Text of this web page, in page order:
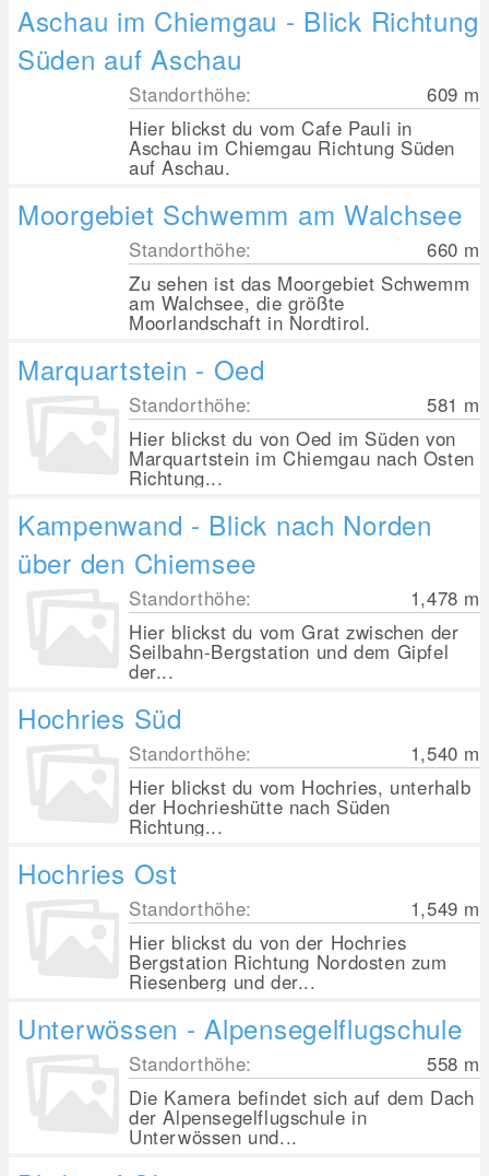
Aschau im Chiemgau - Blick Richtung
Süden auf Aschau
Standorthöhe: 609 m
Hier blickst du vom Cafe Pauli in
Aschau im Chiemgau Richtung Süden
auf Aschau.
Moorgebiet Schwemm am Walchsee
Standorthöhe: 660 m
Zu sehen ist das Moorgebiet Schwemm
am Walchsee, die größte
Moorlandschaft in Nordtirol.
Marquartstein - Oed
Standorthöhe: 581 m
Hier blickst du von Oed im Süden von
Marquartstein im Chiemgau nach Osten
Richtung...
Kampenwand - Blick nach Norden
über den Chiemsee
Standorthöhe: 1,478 m
Hier blickst du vom Grat zwischen der
Seilbahn-Bergstation und dem Gipfel
der...
Hochries Süd
Standorthöhe: 1,540 m
Hier blickst du vom Hochries, unterhalb
der Hochrieshütte nach Süden
Richtung...
Hochries Ost
Standorthöhe: 1,549 m
Hier blickst du von der Hochries
Bergstation Richtung Nordosten zum
Riesenberg und der...
Unterwössen - Alpensegelflugschule
Standorthöhe: 558 m
Die Kamera befindet sich auf dem Dach
der Alpensegelflugschule in
Unterwössen und...